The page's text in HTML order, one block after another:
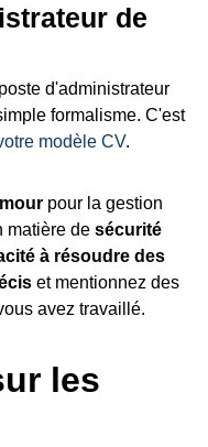
de
d'administrateur
formalisme. C'est
modèle CV.
pour la gestion
matière de sécurité
à résoudre des
et mentionnez des
avez travaillé.
les